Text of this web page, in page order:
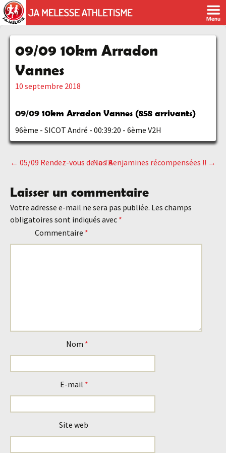
09/09 10km Arradon
Vannes
10 septembre 2018
09/09 10km Arradon Vannes (858 arrivants)
96ème - SICOT André - 00:39:20 - 6ème V2H
Navigation
des
articles
← 05/09 Rendez-vous de la TANos Benjamines récompensées !! →
Laisser un commentaire
Votre adresse e-mail ne sera pas publiée. Les champs
obligatoires sont indiqués avec *
Commentaire *
Nom *
E-mail *
Site web